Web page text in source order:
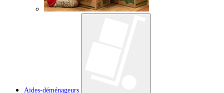
Aides-déménageurs